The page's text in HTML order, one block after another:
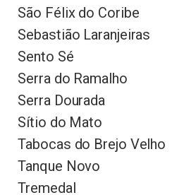
São Félix do Coribe
Sebastião Laranjeiras
Sento Sé
Serra do Ramalho
Serra Dourada
Sítio do Mato
Tabocas do Brejo Velho
Tanque Novo
Tremedal